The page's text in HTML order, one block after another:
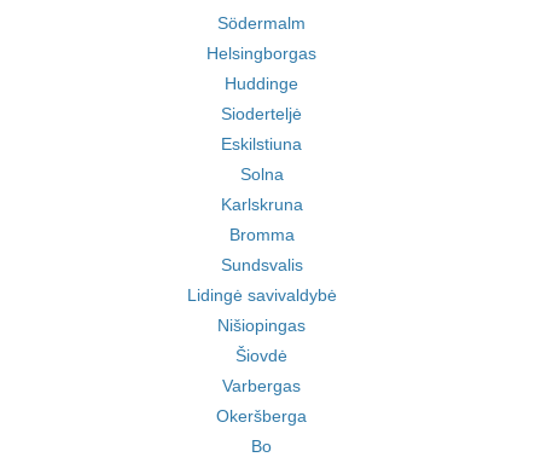
Södermalm
Helsingborgas
Huddinge
Sioderteljė
Eskilstiuna
Solna
Karlskruna
Bromma
Sundsvalis
Lidingė savivaldybė
Nišiopingas
Šiovdė
Varbergas
Okeršberga
Bo